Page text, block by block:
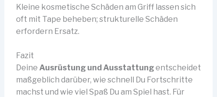
Kleine kosmetische Schäden am Griff lassen sich
oft mit Tape beheben; strukturelle Schäden
erfordern Ersatz.
Fazit
Deine Ausrüstung und Ausstattungentscheidet
maßgeblich darüber, wie schnell Du Fortschritte
machst und wie viel Spaß Du am Spiel hast. Für